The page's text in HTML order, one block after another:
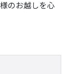
のお越しを心